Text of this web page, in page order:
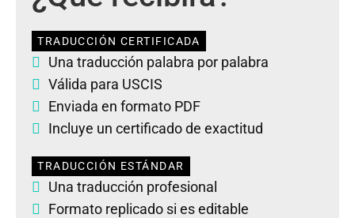
TRADUCCIÓN CERTIFICADA
Una traducción palabra por palabra
Válida para USCIS
Enviada en formato PDF
Incluye un certificado de exactitud
TRADUCCIÓN ESTÁNDAR
Una traducción profesional
Formato replicado si es editable